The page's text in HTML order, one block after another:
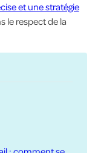
et une stratégie
le respect de la